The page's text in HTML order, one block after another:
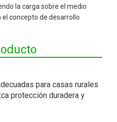
la carga sobre el medio
concepto de desarrollo
para casas rurales
protección duradera y